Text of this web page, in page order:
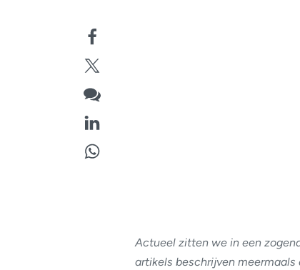
Actueel zitten we in een
artikels beschrijven